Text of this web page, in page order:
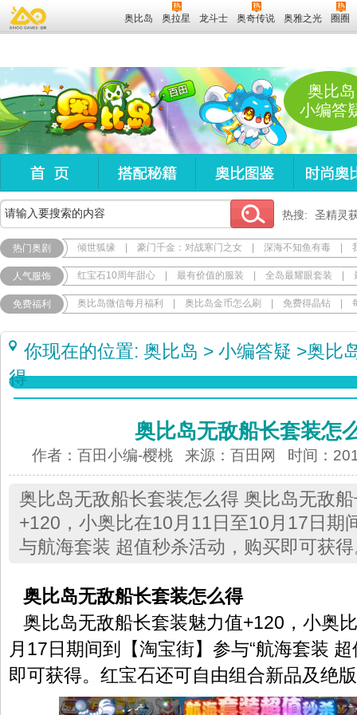
奥比岛 奥拉星 龙斗士 奥奇传说 奥雅之光 圈圈
奥比岛
小编答
热搜: 圣精灵
热门奥剧 倾世狐缘 豪门千金：对战寒门之女 深海不知鱼有毒
人气服饰 红宝石10周年甜心 最有价值的服装 全岛最耀眼套装
免费福利 奥比岛微信每月福利 奥比岛金币怎么刷 免费得晶钻
你现在的位置: 奥比岛 > 小编答疑 >奥比
得
奥比岛无敌船长套装怎
作者：百田小编-樱桃 来源：百田网 时间：
奥比岛无敌船长套装怎么得 奥比岛无敌
+120，小奥比在10月11日至10月17日期
与航海套装 超值秒杀活动，购买即可获
奥比岛无敌船长套装怎么得
奥比岛无敌船长套装魅力值+120，小奥
月17日期间到【淘宝街】参与“航海套装
即可获得。红宝石还可自由组合新品及绝